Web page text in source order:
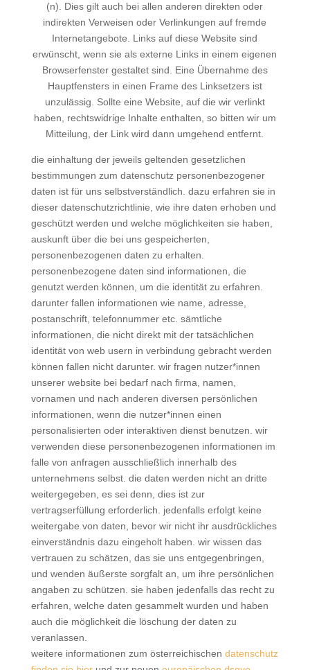
(n). Dies gilt auch bei allen anderen direkten oder
indirekten Verweisen oder Verlinkungen auf fremde
Internetangebote. Links auf diese Website sind
erwünscht, wenn sie als externe Links in einem eigenen
Browserfenster gestaltet sind. Eine Übernahme des
Hauptfensters in einen Frame des Linksetzers ist
unzulässig. Sollte eine Website, auf die wir verlinkt
haben, rechtswidrige Inhalte enthalten, so bitten wir um
Mitteilung, der Link wird dann umgehend entfernt.
die einhaltung der jeweils geltenden gesetzlichen
bestimmungen zum datenschutz personenbezogener
daten ist für uns selbstverständlich. dazu erfahren sie in
dieser datenschutzrichtlinie, wie ihre daten erhoben und
geschützt werden und welche möglichkeiten sie haben,
auskunft über die bei uns gespeicherten,
personenbezogenen daten zu erhalten.
personenbezogene daten sind informationen, die
genutzt werden können, um die identität zu erfahren.
darunter fallen informationen wie name, adresse,
postanschrift, telefonnummer etc. sämtliche
informationen, die nicht direkt mit der tatsächlichen
identität von web usern in verbindung gebracht werden
können fallen nicht darunter. wir fragen nutzer*innen
unserer website bei bedarf nach firma, namen,
vornamen und nach anderen diversen persönlichen
informationen, wenn die nutzer*innen einen
personalisierten oder interaktiven dienst benutzen. wir
verwenden diese personenbezogenen informationen im
falle von anfragen ausschließlich innerhalb des
unternehmens selbst. die daten werden nicht an dritte
weitergegeben, es sei denn, dies ist zur
vertragserfüllung erforderlich. jedenfalls erfolgt keine
weitergabe von daten, bevor wir nicht ihr ausdrückliches
einverständnis dazu eingeholt haben. wir wissen das
vertrauen zu schätzen, das sie uns entgegenbringen,
und wenden äußerste sorgfalt an, um ihre persönlichen
angaben zu schützen. sie haben jedenfalls das recht zu
erfahren, welche daten gesammelt wurden und haben
auch die möglichkeit die löschung der daten zu
veranlassen.
weitere informationen zum österreichischen datenschutz